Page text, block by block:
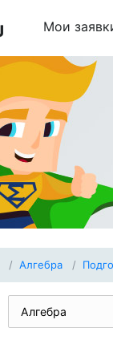
Мои
Алгебра
Алгебра